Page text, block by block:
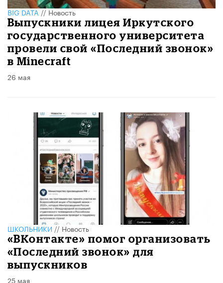
BIG DATA//Новость
Выпускники лицея Иркутского
государственного университета
провели свой «Последний звонок»
в Minecraft
26 мая
ШКОЛЬНИКИ// Новость
«ВКонтакте» помог организовать
«Последний звонок» для
выпускников
25 мая